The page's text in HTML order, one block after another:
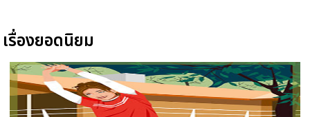
เรื่องยอดนิยม